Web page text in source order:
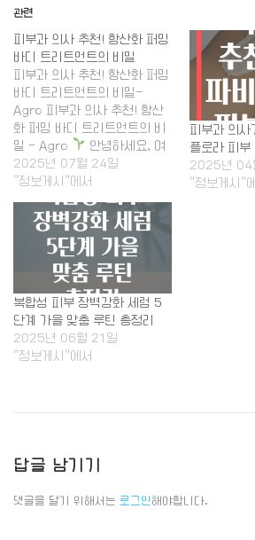
관련
피부과 의사 추천! 항산화 퍼밍
바디 트리트먼트의 비밀
피부과 의사 추천! 항산화 퍼밍
바디 트리트먼트의 비밀-
Agro 피부과 의사 추천! 항산
화 퍼밍 바디 트리트먼트의 비
밀 - Agro
안녕하세요, 여
러분! 오늘은 피부 고민 끝판왕
인 항산화 퍼밍 바디 트리트먼
트와 함께 피부과 의사 추천 비
밀을 파헤쳐 볼게요~ 피부 탄
력을 되찾고 싶다면 꼭 읽어보
세요~ 서론: 왜 항산화 퍼밍 바
디 트리트먼트가 대세일까?…
2025년 07월 24일
"정보게시"에서
피부과 의사
플로라 피
2025년 04
"정보게시"
복합성 피부 장벽강화 세럼 5
단계 가을 맞춤 루틴 총정리
2025년 06월 21일
"정보게시"에서
답글 남기기
댓글을 달기 위해서는 로그인해야합니다.